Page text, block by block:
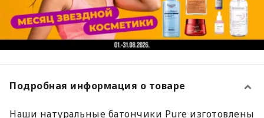
Подробная информация о товаре
Наши натуральные батончики Pure изготовлены